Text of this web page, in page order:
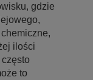
gdzie
ilości
to